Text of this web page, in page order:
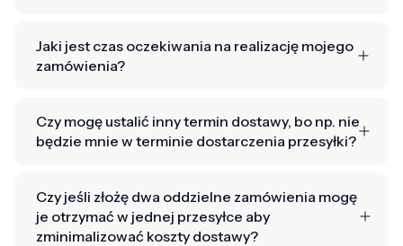
Jaki jest czas oczekiwania na realizację mojego
zamówienia?
Czy mogę ustalić inny termin dostawy, bo np. nie
będzie mnie w terminie dostarczenia przesyłki?
Czy jeśli złożę dwa oddzielne zamówienia mogę
je otrzymać w jednej przesyłce aby
zminimalizować koszty dostawy?